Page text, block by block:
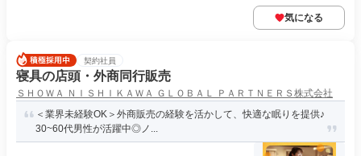
気になる
契約社員
寝具の店頭・外商同行販売
ＳＨＯＷＡ ＮＩＳＨＩＫＡＷＡ ＧＬＯＢＡＬ ＰＡＲＴＮＥＲＳ株式会社
＜業界未経験OK＞外商販売の経験を活かして、快適な眠りを提供♪
30~60代男性が活躍中◎ノ...